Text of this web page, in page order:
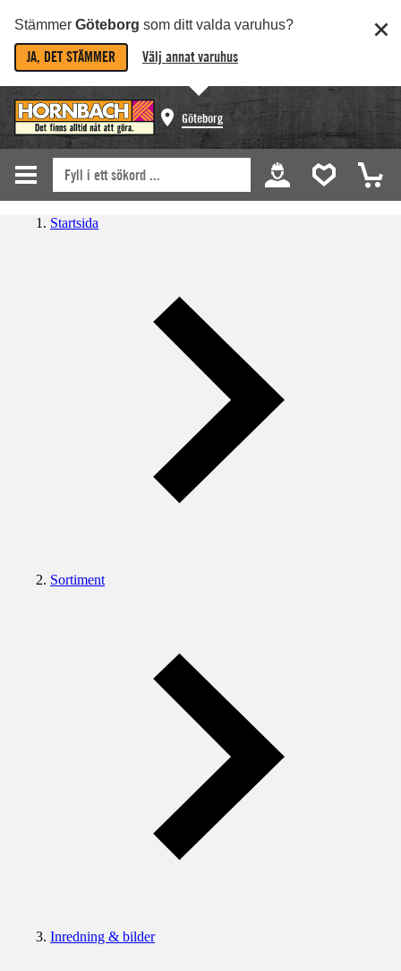
Stämmer Göteborg som ditt valda varuhus?
JA, DET STÄMMER Välj annat varuhus
Göteborg
Startsida
Sortiment
Inredning & bilder